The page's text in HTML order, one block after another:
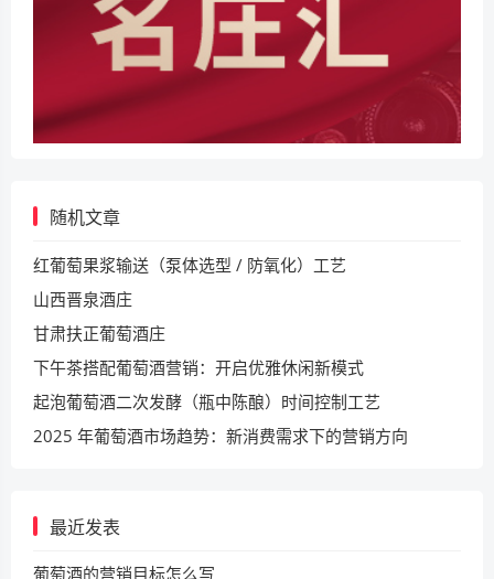
随机文章
红葡萄果浆输送（泵体选型 / 防氧化）工艺
山西晋泉酒庄
甘肃扶正葡萄酒庄
下午茶搭配葡萄酒营销：开启优雅休闲新模式​
起泡葡萄酒二次发酵（瓶中陈酿）时间控制工艺
2025 年葡萄酒市场趋势：新消费需求下的营销方向​
最近发表
葡萄酒的营销目标怎么写